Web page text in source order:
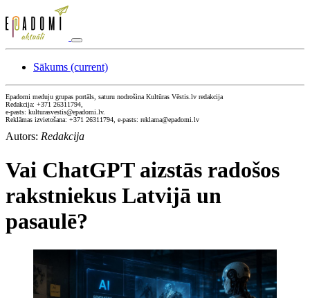
Sākums (current)
Epadomi meduju grupas portāls, saturu nodrošina Kultūras Vēstis.lv redakcija
Redakcija: +371 26311794,
e-pasts: kulturasvestis@epadomi.lv.
Reklāmas izvietošana: +371 26311794, e-pasts: reklama@epadomi.lv
Autors: Redakcija
Vai ChatGPT aizstās radošos
rakstniekus Latvijā un
pasaulē?